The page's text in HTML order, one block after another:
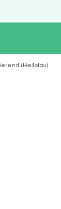
(Hellblau)